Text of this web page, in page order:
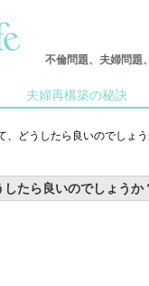
不倫問題、夫婦問題
夫婦再構築の秘訣
どうしたら良いのでしょう
たら良いのでしょうか